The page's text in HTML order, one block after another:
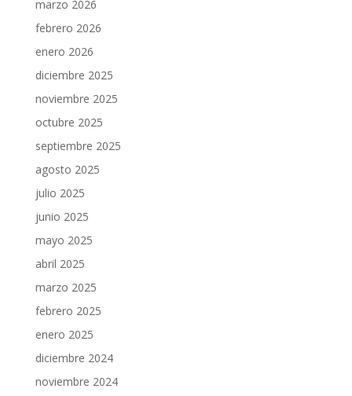
marzo 2026
febrero 2026
enero 2026
diciembre 2025
noviembre 2025
octubre 2025
septiembre 2025
agosto 2025
julio 2025
junio 2025
mayo 2025
abril 2025
marzo 2025
febrero 2025
enero 2025
diciembre 2024
noviembre 2024